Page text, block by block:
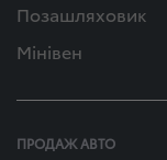
Позашляховик
Мінівен
ПРОДАЖ АВТО